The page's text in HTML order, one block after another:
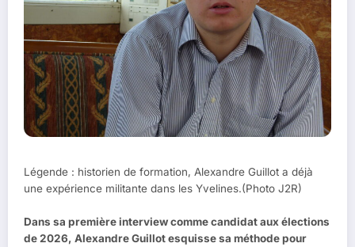
Légende : historien de formation, Alexandre Guillot a déjà
une expérience militante dans les Yvelines.(Photo J2R)
Dans sa première interview comme candidat aux élections
de 2026, Alexandre Guillot esquisse sa méthode pour